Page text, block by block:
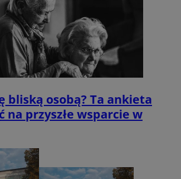
bliską osobą? Ta ankieta
na przyszłe wsparcie w